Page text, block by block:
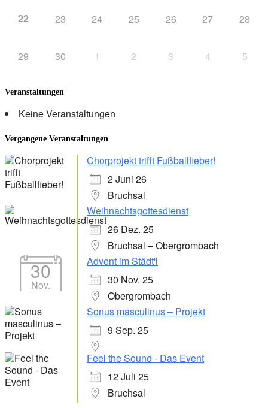
22 23 24 25 26 27 28
29 30 1 2 3 4 5
Veranstaltungen
Keine Veranstaltungen
Vergangene Veranstaltungen
Chorprojekt trifft Fußballfieber!
2 Juni 26
Bruchsal
Weihnachtsgottesdienst
26 Dez. 25
Bruchsal – Obergrombach
30
Nov.
Advent im Städt'l
30 Nov. 25
Obergrombach
Sonus masculinus – Projekt
9 Sep. 25
Feel the Sound - Das Event
12 Juli 25
Bruchsal